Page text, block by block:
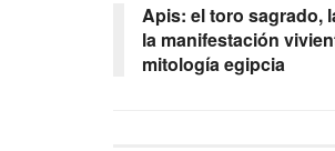
Apis: el toro sagrado,
la manifestación
mitología egipcia